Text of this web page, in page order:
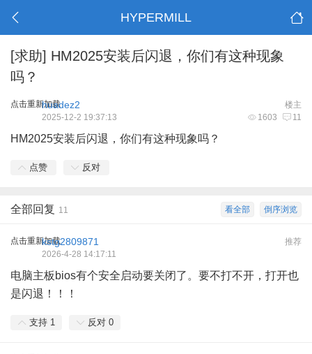
HYPERMILL
[求助] HM2025安装后闪退，你们有这种现象
吗？
点击重新加载 楼主
huadez2
1603 11
2025-12-2 19:37:13
HM2025安装后闪退，你们有这种现象吗？
点赞 反对
倒序浏览
看全部
全部回复 11
点击重新加载 推荐
kstg2809871
2026-4-28 14:17:11
电脑主板bios有个安全启动要关闭了。要不打不开，打开也
是闪退！！！
支持 1 反对 0